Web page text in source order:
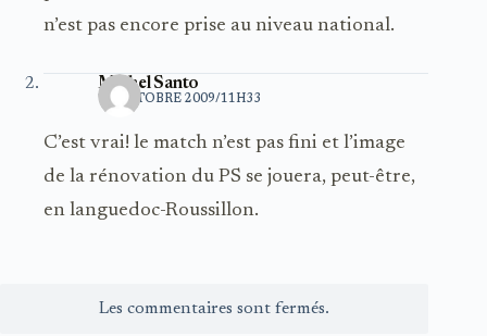
n’est pas encore prise au niveau national.
Michel Santo
12 OCTOBRE 2009/11H33
C’est vrai! le match n’est pas fini et l’image
de la rénovation du PS se jouera, peut-être,
en languedoc-Roussillon.
Les commentaires sont fermés.